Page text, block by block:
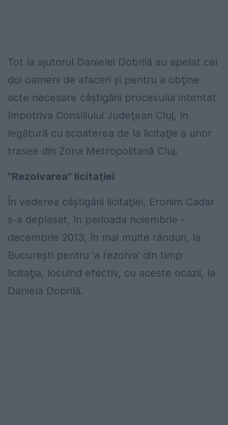
Tot la ajutorul Danielei Dobrilă au apelat cei
doi oameni de afaceri şi pentru a obţine
acte necesare câştigării procesului intentat
împotriva Consiliului Judeţean Cluj, în
legătură cu scoaterea de la licitaţie a unor
trasee din Zona Metropolitană Cluj.
"Rezolvarea" licitaţiei
În vederea câştigării licitaţiei, Eronim Cadar
s-a deplasat, în perioada noiembrie -
decembrie 2013, în mai multe rânduri, la
Bucureşti pentru 'a rezolva' din timp
licitaţia, locuind efectiv, cu aceste ocazii, la
Daniela Dobrilă.